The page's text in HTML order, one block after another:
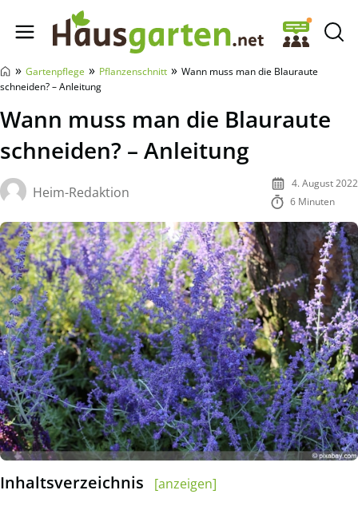
Hausgarten.net
» Gartenpflege » Pflanzenschnitt » Wann muss man die Blauraute
schneiden? – Anleitung
Wann muss man die Blauraute
schneiden? – Anleitung
Heim-Redaktion
4. August 2022
6 Minuten
Inhaltsverzeichnis
[anzeigen]